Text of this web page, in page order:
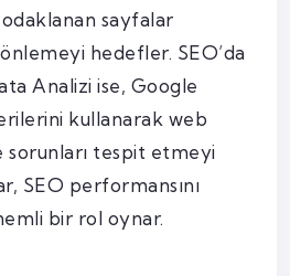
sayfalar
hedefler. SEO’da
Analizi ise, Google
kullanarak web
sorunları tespit etmeyi
SEO performansını
bir rol oynar.